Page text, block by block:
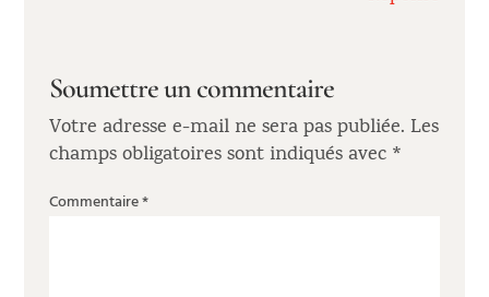
Soumettre un commentaire
Votre adresse e-mail ne sera pas publiée. Les
champs obligatoires sont indiqués avec *
Commentaire*